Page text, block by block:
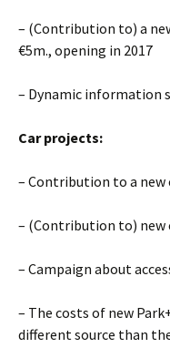
– (Contribution to) a
€5m., opening in 2017
– Dynamic information
Car projects:
– Contribution to a new
– (Contribution to) new
– Campaign about
– The costs of new
different source than